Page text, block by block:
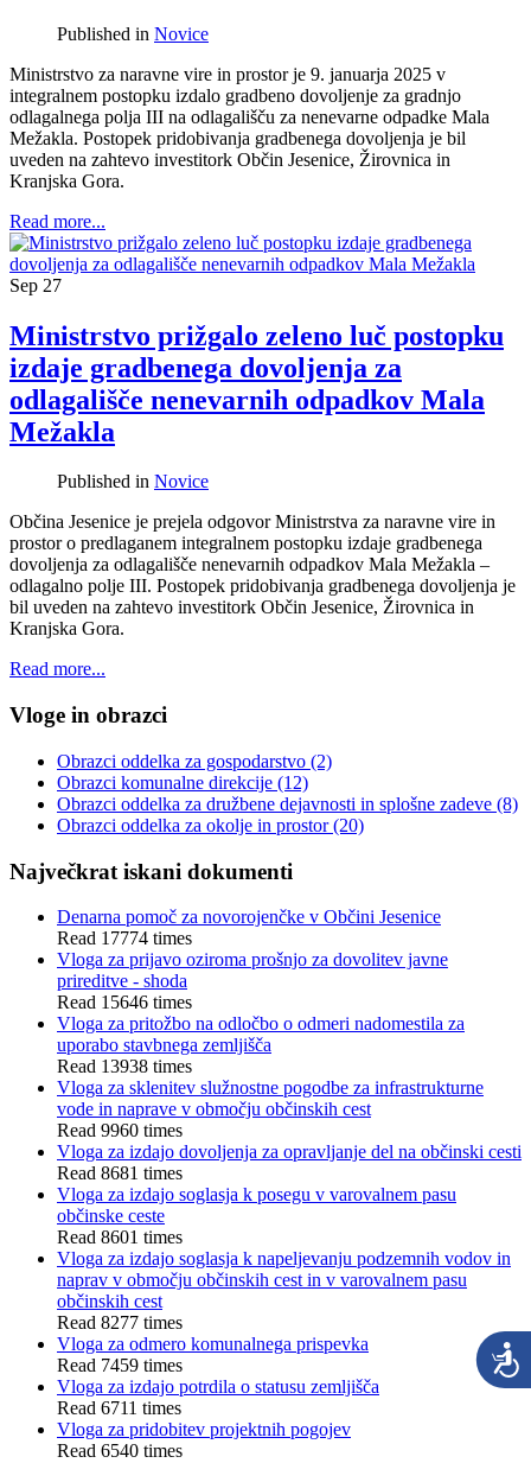
Published in Novice
Ministrstvo za naravne vire in prostor je 9. januarja 2025 v
integralnem postopku izdalo gradbeno dovoljenje za gradnjo
odlagalnega polja III na odlagališču za nenevarne odpadke Mala
Mežakla. Postopek pridobivanja gradbenega dovoljenja je bil
uveden na zahtevo investitork Občin Jesenice, Žirovnica in
Kranjska Gora.
Read more...
Sep 27
Ministrstvo prižgalo zeleno luč postopku
izdaje gradbenega dovoljenja za
odlagališče nenevarnih odpadkov Mala
Mežakla
Published in Novice
Občina Jesenice je prejela odgovor Ministrstva za naravne vire in
prostor o predlaganem integralnem postopku izdaje gradbenega
dovoljenja za odlagališče nenevarnih odpadkov Mala Mežakla –
odlagalno polje III. Postopek pridobivanja gradbenega dovoljenja je
bil uveden na zahtevo investitork Občin Jesenice, Žirovnica in
Kranjska Gora.
Read more...
Vloge in obrazci
Obrazci oddelka za gospodarstvo (2)
Obrazci komunalne direkcije (12)
Obrazci oddelka za družbene dejavnosti in splošne zadeve (8)
Obrazci oddelka za okolje in prostor(20)
Največkrat iskani dokumenti
Denarna pomoč za novorojenčke v Občini Jesenice
Read 17774 times
Vloga za prijavo oziroma prošnjo za dovolitev javne
prireditve - shoda
Read 15646 times
Vloga za pritožbo na odločbo o odmeri nadomestila za
uporabo stavbnega zemljišča
Read 13938 times
Vloga za sklenitev služnostne pogodbe za infrastrukturne
vode in naprave v območju občinskih cest
Read 9960 times
Vloga za izdajo dovoljenja za opravljanje del na občinski cesti
Read 8681 times
Vloga za izdajo soglasja k posegu v varovalnem pasu
občinske ceste
Read 8601 times
Vloga za izdajo soglasja k napeljevanju podzemnih vodov in
naprav v območju občinskih cest in v varovalnem pasu
občinskih cest
Read 8277 times
Vloga za odmero komunalnega prispevka
Read 7459 times
Vloga za izdajo potrdila o statusu zemljišča
Read 6711 times
Vloga za pridobitev projektnih pogojev
Read 6540 times